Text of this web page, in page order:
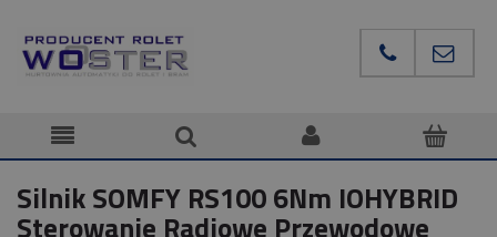
Silnik SOMFY RS100 6Nm IOHYBRID
Sterowanie Radiowe Przewodowe